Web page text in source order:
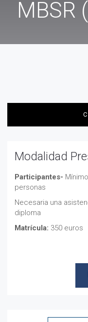
MBSR
Modalidad
Participantes-
personas
Necesaria una
diploma
Matrícula: 350 euros